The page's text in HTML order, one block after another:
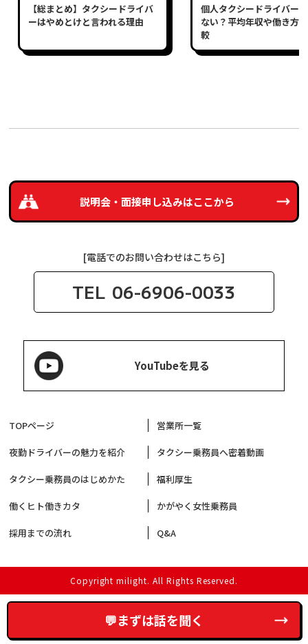
【総まとめ】タクシードライバ
ーはやめとけと言われる理由
個人タクシードライバー
ない？平均年収や働き方
較
💬まずは話を聞く
説明会・面接申し込みはここから
[電話でのお問い合わせはこちら]
TEL 06-6906-0033
YouTubeを見る
TOPページ 営業所一覧
夜勤ドライバーの魅力を紹介 タクシー乗務員へ密着動画
タクシー乗務員のはじめかた 福利厚生
働くヒト働きカタ かがやく女性乗務員
採用までの流れ Q&A
Copyright milight. All Rights Reserved.